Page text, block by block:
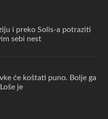
i preko Solis-a potraziti
sebi nest
će koštati puno. Bolje ga
je